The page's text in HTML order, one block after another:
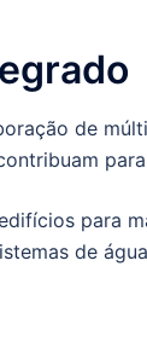
de
para
de